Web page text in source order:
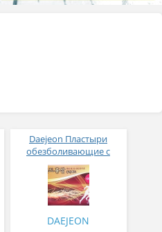
Daejeon Пластыри
обезболивающие с
красным женьшенем
Red Ginseng Dong Jeon
Pad
DAEJEON